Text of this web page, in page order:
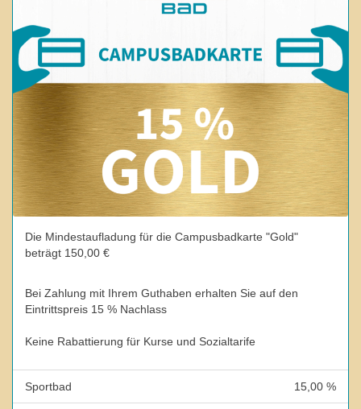
Die Mindestaufladung für die Campusbadkarte "Gold"
beträgt 150,00 €
Bei Zahlung mit Ihrem Guthaben erhalten Sie auf den
Eintrittspreis 15 % Nachlass
Keine Rabattierung für Kurse und Sozialtarife
Sportbad 15,00 %